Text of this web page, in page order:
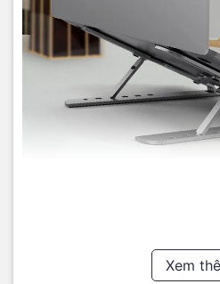
Đồng thời, giá đỡ Jcpal được gia
nét, tăng tính thẩm mỹ cho sản
Xem